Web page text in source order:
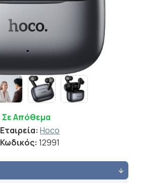
Σε Απόθεμα
Εταιρεία: Hoco
Κωδικός: 12991